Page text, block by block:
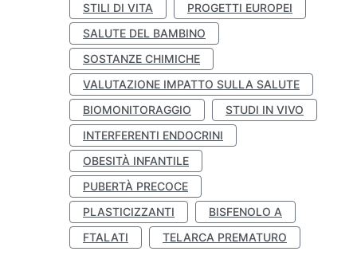
STILI DI VITA
PROGETTI EUROPEI
SALUTE DEL BAMBINO
SOSTANZE CHIMICHE
VALUTAZIONE IMPATTO SULLA SALUTE
BIOMONITORAGGIO
STUDI IN VIVO
INTERFERENTI ENDOCRINI
OBESITÀ INFANTILE
PUBERTÀ PRECOCE
PLASTICIZZANTI
BISFENOLO A
FTALATI
TELARCA PREMATURO